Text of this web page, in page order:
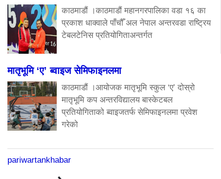
काठमाडौं ।काठमाडौं महानगरपालिका वडा १६ का
प्रकाश धाक्वाले पाँचौँ अल नेपाल अन्तरवडा राष्ट्रिय
टेबलटेनिस प्रतियोगिताअन्तर्गत
मातृभूमि ‘ए’ ब्वाइज सेमिफाइनलमा
काठमाडौं ।आयोजक मातृभूमि स्कुल ‘ए’ दोस्रो
मातृभूमि कप अन्तरविद्यालय बास्केटबल
प्रतियोगिताको ब्वाइजतर्फ सेमिफाइनलमा प्रवेश
गरेको
pariwartankhabar